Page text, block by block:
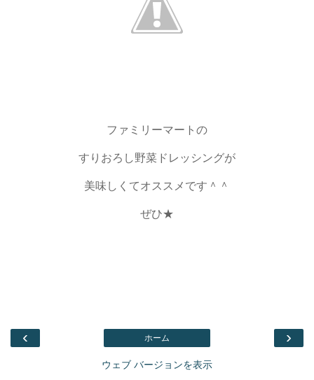
ファミリーマートの
すりおろし野菜ドレッシングが
美味しくてオススメです＾＾
ぜひ★
‹ ›
ホーム
ウェブ バージョンを表示